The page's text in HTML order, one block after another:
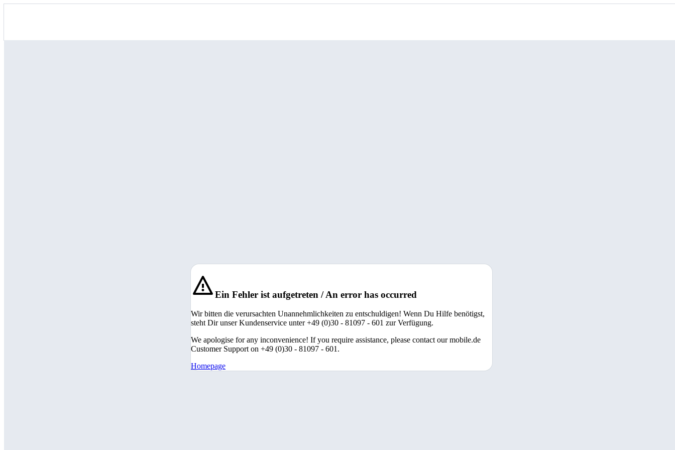
Ein Fehler ist aufgetreten / An error has occurred
Wir bitten die verursachten Unannehmlichkeiten zu entschuldigen! Wenn Du Hilfe benötigst,
steht Dir unser Kundenservice unter +49 (0)30 - 81097 - 601 zur Verfügung.
We apologise for any inconvenience! If you require assistance, please contact our mobile.de
Customer Support on +49 (0)30 - 81097 - 601.
Homepage